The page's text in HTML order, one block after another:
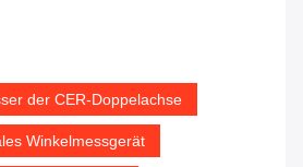
der CER-Doppelachse
Winkelmessgerät